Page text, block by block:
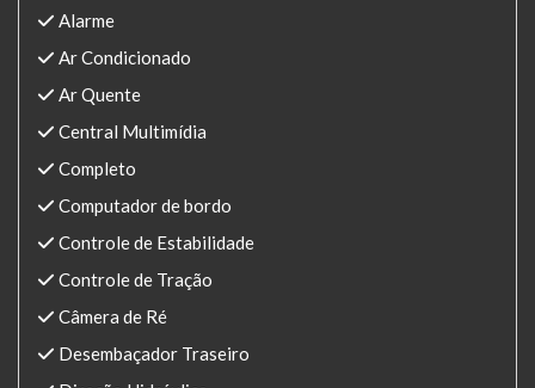
Alarme
Ar Condicionado
Ar Quente
Central Multimídia
Completo
Computador de bordo
Controle de Estabilidade
Controle de Tração
Câmera de Ré
Desembaçador Traseiro